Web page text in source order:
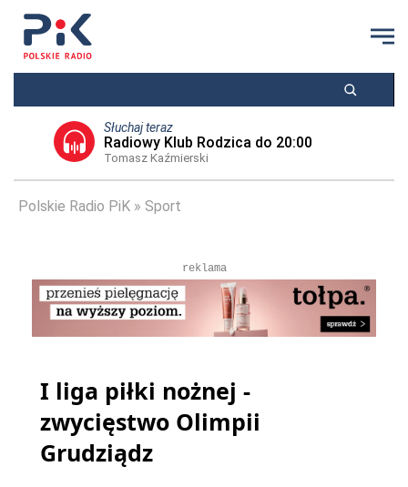
Słuchaj teraz
Radiowy Klub Rodzica do 20:00
Tomasz Kaźmierski
Polskie Radio PiK Sport
reklama
I liga piłki nożnej -
zwycięstwo Olimpii
Grudziądz